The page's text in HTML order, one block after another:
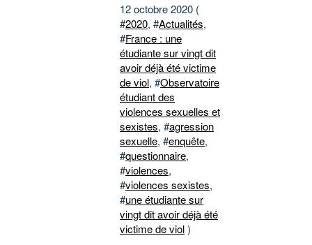
12 octobre 2020 (
#2020, #Actualités,
#France : une
étudiante sur vingt dit
avoir déjà été victime
de viol, #Observatoire
étudiant des
violences sexuelles et
sexistes, #agression
sexuelle, #enquête,
#questionnaire,
#violences,
#violences sexistes,
#une étudiante sur
vingt dit avoir déjà été
victime de viol)